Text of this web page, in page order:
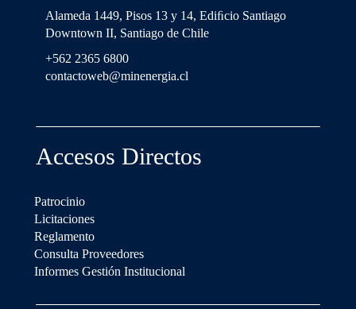
Alameda 1449, Pisos 13 y 14, Ediﬁcio Santiago
Downtown II, Santiago de Chile
+562 2365 6800
contactoweb@minenergia.cl
Accesos Directos
Patrocinio
Licitaciones
Reglamento
Consulta Proveedores
Informes Gestión Institucional